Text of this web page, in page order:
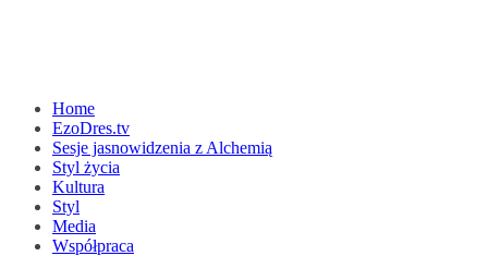
Home
EzoDres.tv
Sesje jasnowidzenia z Alchemią
Styl życia
Kultura
Styl
Media
Współpraca